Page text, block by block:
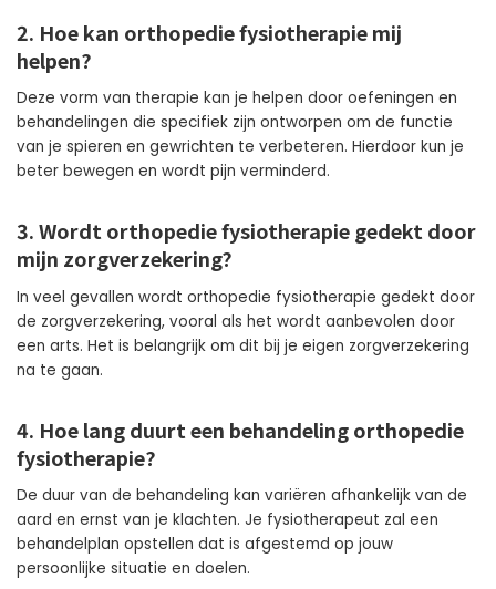
2. Hoe kan orthopedie fysiotherapie mij
helpen?
Deze vorm van therapie kan je helpen door oefeningen en
behandelingen die specifiek zijn ontworpen om de functie
van je spieren en gewrichten te verbeteren. Hierdoor kun je
beter bewegen en wordt pijn verminderd.
3. Wordt orthopedie fysiotherapie gedekt door
mijn zorgverzekering?
In veel gevallen wordt orthopedie fysiotherapie gedekt door
de zorgverzekering, vooral als het wordt aanbevolen door
een arts. Het is belangrijk om dit bij je eigen zorgverzekering
na te gaan.
4. Hoe lang duurt een behandeling orthopedie
fysiotherapie?
De duur van de behandeling kan variëren afhankelijk van de
aard en ernst van je klachten. Je fysiotherapeut zal een
behandelplan opstellen dat is afgestemd op jouw
persoonlijke situatie en doelen.